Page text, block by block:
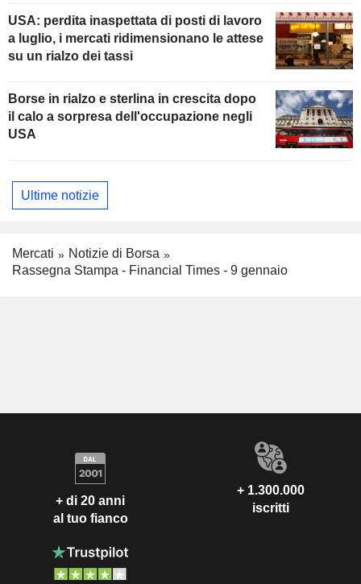
USA: perdita inaspettata di posti di lavoro
a luglio, i mercati ridimensionano le attese
su un rialzo dei tassi
Borse in rialzo e sterlina in crescita dopo
il calo a sorpresa dell'occupazione negli
USA
Ultime notizie
Mercati
Notizie di Borsa
Rassegna Stampa - Financial Times - 9 gennaio
+ di 20 anni
al tuo fianco
+ 1.300.000
iscritti